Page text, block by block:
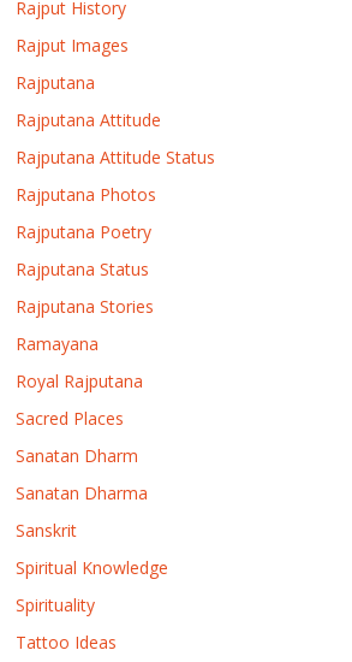
Rajput History
Rajput Images
Rajputana
Rajputana Attitude
Rajputana Attitude Status
Rajputana Photos
Rajputana Poetry
Rajputana Status
Rajputana Stories
Ramayana
Royal Rajputana
Sacred Places
Sanatan Dharm
Sanatan Dharma
Sanskrit
Spiritual Knowledge
Spirituality
Tattoo Ideas